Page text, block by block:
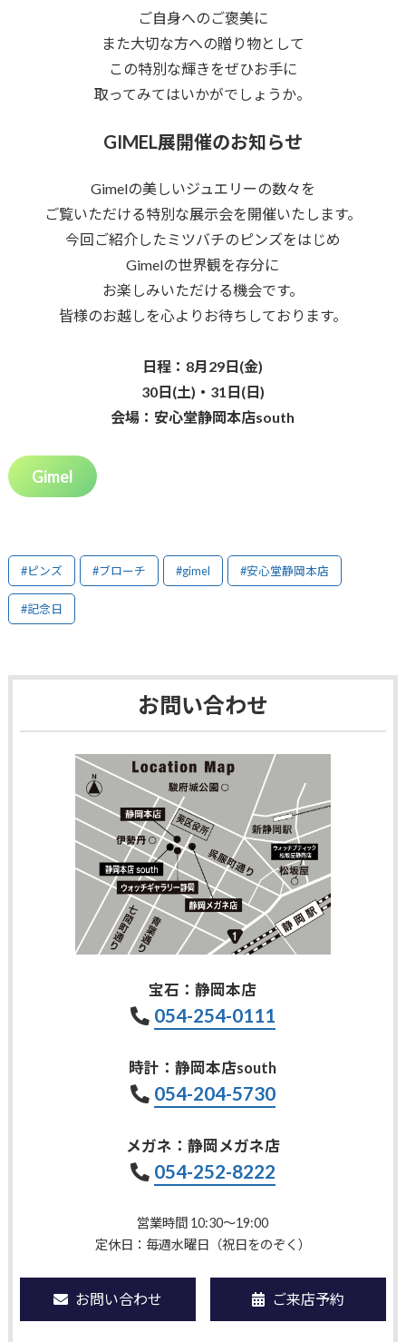
ご自身へのご褒美に
また大切な方への贈り物として
この特別な輝きをぜひお手に
取ってみてはいかがでしょうか。
GIMEL展開催のお知らせ
Gimelの美しいジュエリーの数々を
ご覧いただける特別な展示会を開催いたします。
今回ご紹介したミツバチのピンズをはじめ
Gimelの世界観を存分に
お楽しみいただける機会です。
皆様のお越しを心よりお待ちしております。
日程：8月29日(金)
30日(土)・31日(日)
会場：安心堂静岡本店south
Gimel
#ピンズ #ブローチ #gimel #安心堂静岡本店
#記念日
お問い合わせ
宝石：静岡本店
054-254-0111
時計：静岡本店south
054-204-5730
メガネ：静岡メガネ店
054-252-8222
営業時間 10:30〜19:00
定休日：毎週水曜日（祝日をのぞく）
お問い合わせ ご来店予約